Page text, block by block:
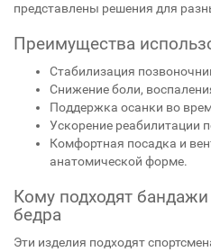
представлены решения для
Преимущества
Стабилизация
Снижение боли,
Поддержка осанки во
Ускорение реабилитации
Комфортная посадка и
анатомической форме.
Кому подходят
бедра
Эти изделия подходят